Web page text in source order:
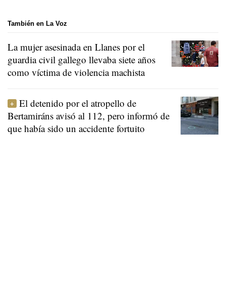
También en La Voz
La mujer asesinada en Llanes por el
guardia civil gallego llevaba siete años
como víctima de violencia machista
El detenido por el atropello de
Bertamiráns avisó al 112, pero informó de
que había sido un accidente fortuito